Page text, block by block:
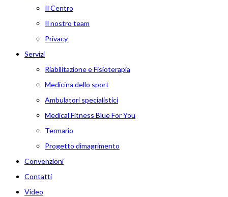
Il Centro
Il nostro team
Privacy
Servizi
Riabilitazione e Fisioterapia
Medicina dello sport
Ambulatori specialistici
Medical Fitness Blue For You
Termario
Progetto dimagrimento
Convenzioni
Contatti
Video